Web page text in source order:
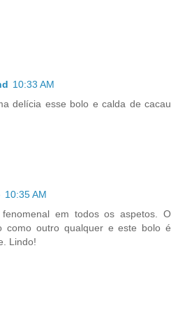
10:33 AM
delícia esse bolo e calda de cacau
10:35 AM
em todos os aspetos. O
como outro qualquer e este bolo é
Lindo!